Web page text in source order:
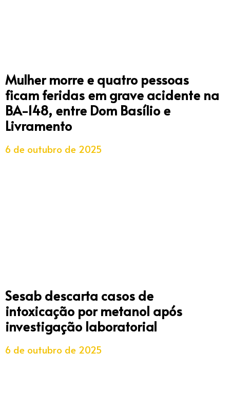
Mulher morre e quatro pessoas
ficam feridas em grave acidente na
BA-148, entre Dom Basílio e
Livramento
6 de outubro de 2025
Sesab descarta casos de
intoxicação por metanol após
investigação laboratorial
6 de outubro de 2025